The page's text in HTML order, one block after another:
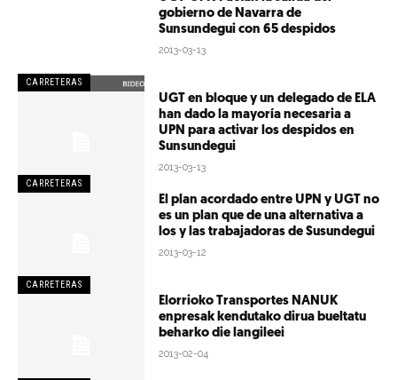
CARRETERAS
gobierno de Navarra de
Sunsundegui con 65 despidos
2013-03-13
CARRETERAS
UGT en bloque y un delegado de ELA
han dado la mayoría necesaria a
UPN para activar los despidos en
Sunsundegui
2013-03-13
CARRETERAS
El plan acordado entre UPN y UGT no
es un plan que de una alternativa a
los y las trabajadoras de Susundegui
2013-03-12
Elorrioko Transportes NANUK
enpresak kendutako dirua bueltatu
beharko die langileei
2013-02-04